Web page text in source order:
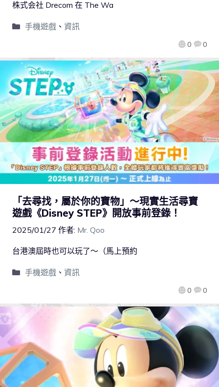
0 0
株式会社 Drecom 在 The Wa
手機遊戲、 資訊
「去尋找，屬於你的寶物」～現實生活尋寶
遊戲《Disney STEP》開放事前登錄！
2025/01/27 作者: Mr. Qoo
0 0
台港澳屆時也可以玩了～（馬上預約
手機遊戲、 資訊